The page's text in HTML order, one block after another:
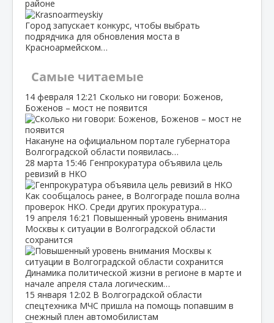
районе
Город запускает конкурс, чтобы выбрать
подрядчика для обновления моста в
Красноармейском…
Самые читаемые
14 февраля 12:21 Сколько ни говори: Боженов,
Боженов – мост не появится
Накануне на официальном портале губернатора
Волгоградской области появилась…
28 марта 15:46 Генпрокуратура объявила цель
ревизий в НКО
Как сообщалось ранее, в Волгограде пошла волна
проверок НКО. Среди других прокуратура…
19 апреля 16:21 Повышенный уровень внимания
Москвы к ситуации в Волгоградской области
сохранится
Динамика политической жизни в регионе в марте и
начале апреля стала логическим…
15 января 12:02 В Волгоградской области
спецтехника МЧС пришла на помощь попавшим в
снежный плен автомобилистам